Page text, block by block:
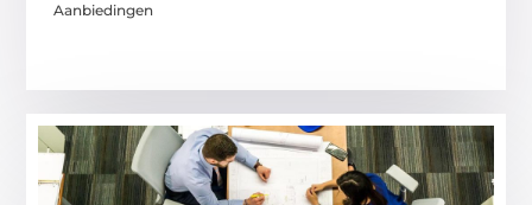
Aanbiedingen